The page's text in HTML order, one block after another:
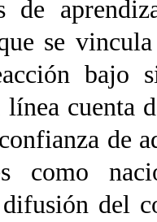
de
se
bajo
línea cuenta
de
como
del